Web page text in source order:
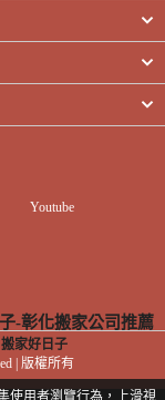
使用者瀏覽行為，上滑視
Youtube
| 版權所有
搬家好日子